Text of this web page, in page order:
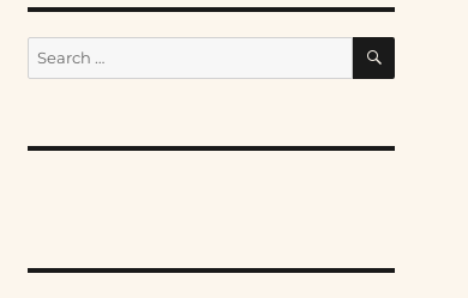
Search
for:
SEARCH